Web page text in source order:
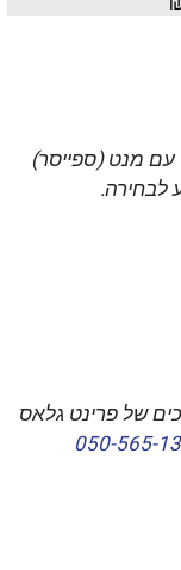
עם מנט (ספייסר)
לבחירה.
של פרינט גלאס
050-565-